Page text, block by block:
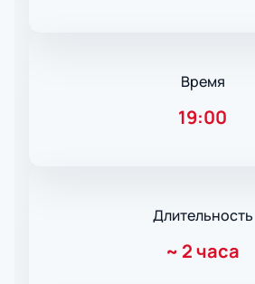
Время
19:00
Длительность
~ 2 часа